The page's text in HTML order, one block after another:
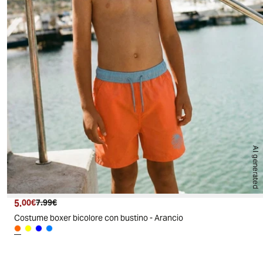
AI generated
Prezzo attuale
5.00€ Prezzo originale
7.99€
Costume boxer bicolore con bustino - Arancio